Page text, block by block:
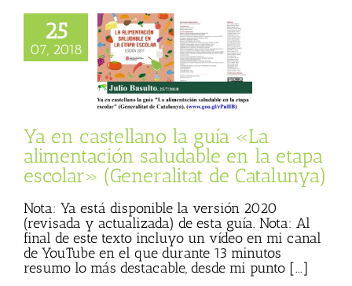
25
07, 2018
la guía
en la etapa
BasultoYa en castellano la guía «La
alimentación saludable en la etapa
escolar» (Generalitat de Catalunya)
Nota: Ya está disponible la versión 2020
(revisada y actualizada) de esta guía. Nota: Al
final de este texto incluyo un vídeo en mi canal
de YouTube en el que durante 13 minutos
resumo lo más destacable, desde mi punto [...]